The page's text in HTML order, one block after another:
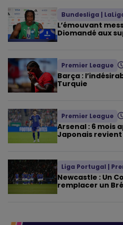
Bundesliga |
L’émouvant
Diomandé aux
Premier League
Barça :
Turquie
Premier League
Arsenal : 6 mois
Japonais
Liga Portugal |
Newcastle : Un
remplacer un